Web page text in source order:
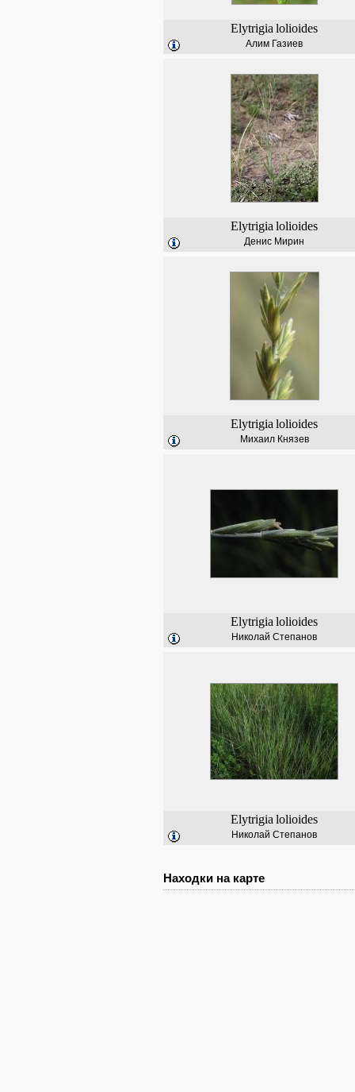
Elytrigia lolioides
Алим Газиев
Elytrigia lolioides
Денис Мирин
Elytrigia lolioides
Михаил Князев
Elytrigia lolioides
Николай Степанов
Elytrigia lolioides
Николай Степанов
Находки на карте